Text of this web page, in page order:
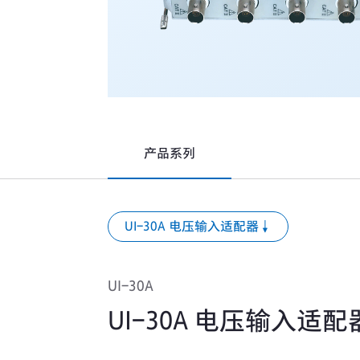
产品系列
UI-30A 电压输入适配器
UI-30A
UI-30A 电压输入适配